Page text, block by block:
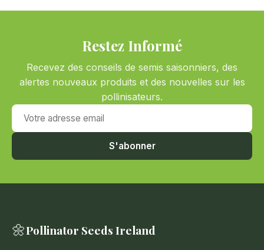
Restez Informé
Recevez des conseils de semis saisonniers, des
alertes nouveaux produits et des nouvelles sur les
pollinisateurs.
Votre adresse email
S'abonner
🌼Pollinator Seeds Ireland